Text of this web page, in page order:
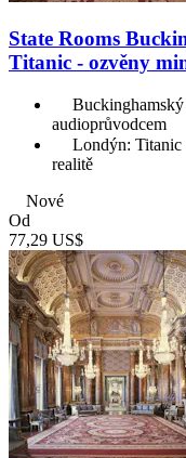
State Rooms
Titanic - ozvěny
audioprůvodcem
Londýn: Titanic
realitě
Nové
Od
77,29 US$